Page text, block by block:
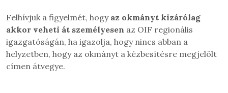
Felhívjuk a figyelmét, hogy az okmányt kizárólag
akkor veheti át személyesen az OIF regionális
igazgatóságán, ha igazolja, hogy nincs abban a
helyzetben, hogy az okmányt a kézbesítésre megjelölt
címen átvegye.